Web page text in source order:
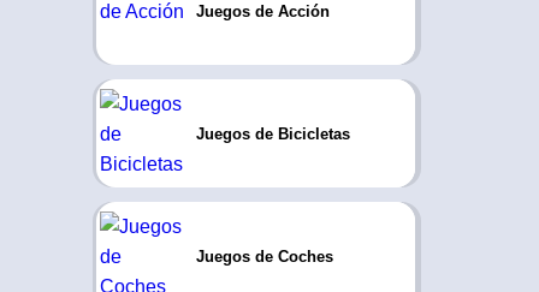
Juegos de Acción
Juegos de Bicicletas
Juegos de Coches